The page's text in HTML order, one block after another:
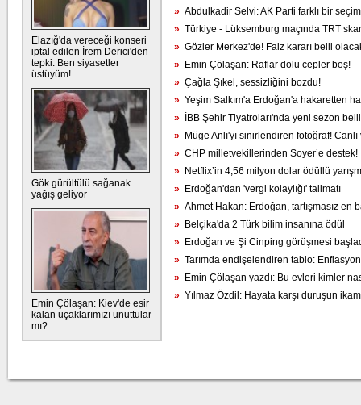
Elazığ'da vereceği konseri
iptal edilen İrem Derici'den
tepki: Ben siyasetler
üstüyüm!
Gök gürültülü sağanak
yağış geliyor
Emin Çölaşan: Kiev'de esir
kalan uçaklarımızı unuttular
mı?
» Abdulkadir Selvi: AK Parti farklı bir
» Türkiye - Lüksemburg maçında TRT
» Gözler Merkez'de! Faiz kararı belli
» Emin Çölaşan: Raflar dolu cepler boş!
» Çağla Şıkel, sessizliğini bozdu!
» Yeşim Salkım'a Erdoğan'a hakaretten
» İBB Şehir Tiyatroları'nda yeni sezon
» Müge Anlı'yı sinirlendiren fotoğraf! Canlı
» CHP milletvekillerinden Soyer’e destek!
» Netflix’in 4,56 milyon dolar ödüllü
» Erdoğan'dan 'vergi kolaylığı' talimatı
» Ahmet Hakan: Erdoğan, tartışmasız en
» Belçika'da 2 Türk bilim insanına ödül
» Erdoğan ve Şi Cinping görüşmesi
» Tarımda endişelendiren tablo:
» Emin Çölaşan yazdı: Bu evleri kimler
» Yılmaz Özdil: Hayata karşı duruşun